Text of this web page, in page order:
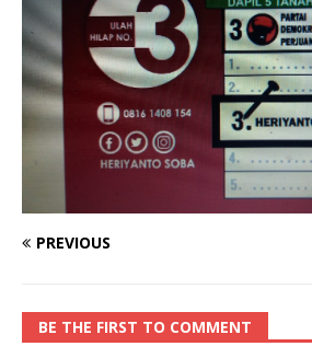
PREVIOUS
BE THE FIRST TO COMMENT